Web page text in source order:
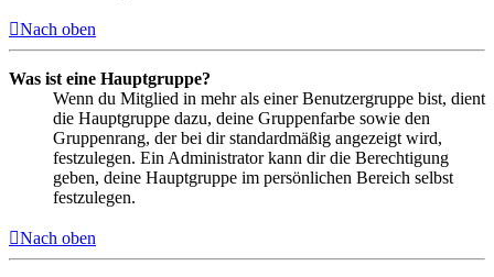
Nach oben
Was ist eine Hauptgruppe?
Wenn du Mitglied in mehr als einer Benutzergruppe bist, dient
die Hauptgruppe dazu, deine Gruppenfarbe sowie den
Gruppenrang, der bei dir standardmäßig angezeigt wird,
festzulegen. Ein Administrator kann dir die Berechtigung
geben, deine Hauptgruppe im persönlichen Bereich selbst
festzulegen.
Nach oben